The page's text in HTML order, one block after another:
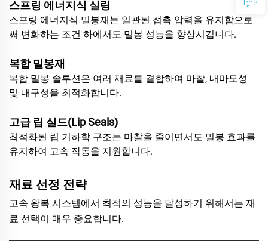
스프링 에너지식 실링
스프링 에너지식 밀봉재는 일관된 접촉 압력을 유지함으로
써 변화하는 조건 하에서도 밀봉 성능을 향상시킵니다.
복합 밀봉재
복합 밀봉 솔루션은 여러 재료를 결합하여 마찰, 내마모성
및 내구성을 최적화합니다.
고급 립 실드(Lip Seals)
최적화된 립 기하학 구조는 마찰을 줄이면서도 밀봉 효과를
유지하여 고속 작동을 지원합니다.
재료 선정 전략
고속 왕복 시스템에서 최적의 성능을 달성하기 위해서는 재
료 선택이 매우 중요합니다.